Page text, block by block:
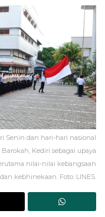
Senin dan hari-hari nasional
Kediri sebagai upaya
nilai-nilai kebangsaan
dan kebhinekaan. Foto: LINES.